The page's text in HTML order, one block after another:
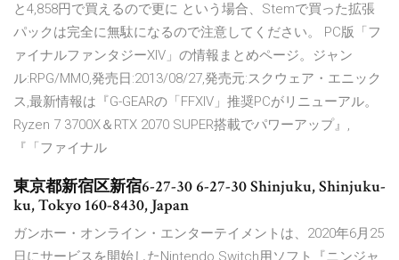
と4,858円で買えるので更に という場合、Stemで買った拡張
パックは完全に無駄になるので注意してください。 PC版「フ
ァイナルファンタジーXIV」の情報まとめページ。ジャン
ル:RPG/MMO,発売日:2013/08/27,発売元:スクウェア・エニック
ス,最新情報は『G-GEARの「FFXIV」推奨PCがリニューアル。
Ryzen 7 3700X＆RTX 2070 SUPER搭載でパワーアップ』,
『「ファイナル
東京都新宿区新宿6-27-30 6-27-30 Shinjuku, Shinjuku-
ku, Tokyo 160-8430, Japan
ガンホー・オンライン・エンターテイメントは、2020年6月25